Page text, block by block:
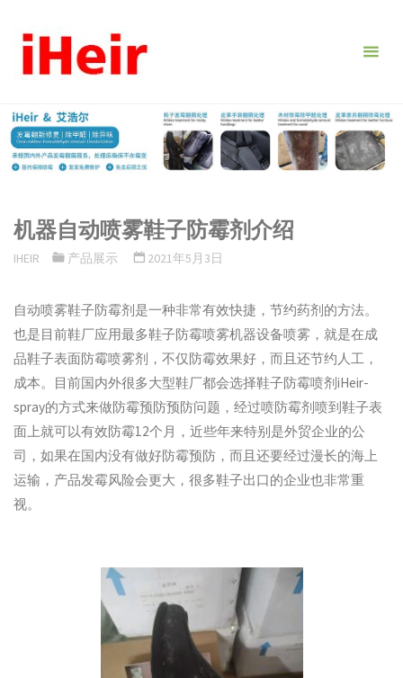
容。
机器自动喷雾鞋子防霉剂介绍
IHEIR 产品展示 2021年5月3日
自动喷雾鞋子防霉剂是一种非常有效快捷，节约药剂的方法。
也是目前鞋厂应用最多鞋子防霉喷雾机器设备喷雾，就是在成
品鞋子表面防霉喷雾剂，不仅防霉效果好，而且还节约人工，
成本。目前国内外很多大型鞋厂都会选择鞋子防霉喷剂iHeir-
spray的方式来做防霉预防预防问题，经过喷防霉剂喷到鞋子表
面上就可以有效防霉12个月，近些年来特别是外贸企业的公
司，如果在国内没有做好防霉预防，而且还要经过漫长的海上
运输，产品发霉风险会更大，很多鞋子出口的企业也非常重
视。